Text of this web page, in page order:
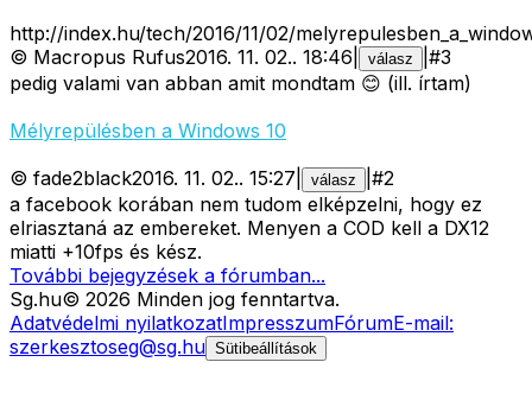
http://index.hu/tech/2016/11/02/
© Macropus Rufus2016. 11. 02.. 18:46 válasz #3
pedig valami van abban amit mondtam 😊 (ill. írtam)
Mélyrepülésben a Windows 10
© fade2black2016. 11. 02.. 15:27 válasz #2
a facebook korában nem tudom elképzelni, hogy ez
elriasztaná az embereket. Menyen a COD kell a DX12
miatti +10fps és kész.
További bejegyzések a fórumban...
Sg.hu© 2026 Minden jog fenntartva.
Adatvédelmi nyilatkozatImpresszumFórumE-mail:
szerkesztoseg@sg.hu Sütibeállítások